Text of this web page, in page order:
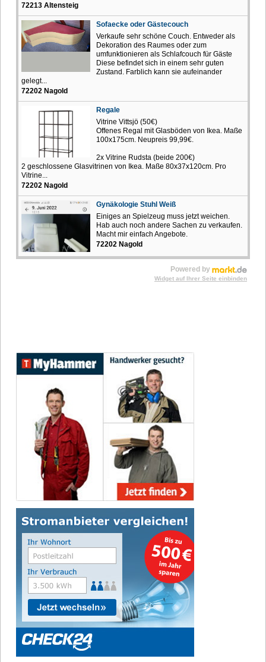
72213 Altensteig
Sofaecke oder Gästecouch
Verkaufe sehr schöne Couch. Entweder als
Dekoration des Raumes oder zum
umfunktionieren als Schlafcouch für Gäste
Diese befindet sich in einem sehr guten
Zustand. Farblich kann sie aufeinander
gelegt...
72202 Nagold
Regale
Vitrine Vittsjö (50€)
Offenes Regal mit Glasböden von Ikea. Maße
100x175cm. Neupreis 99,99€.
2x Vitrine Rudsta (beide 200€)
2 geschlossene Glasvitrinen von Ikea. Maße 80x37x120cm. Pro
Vitrine...
72202 Nagold
Gynäkologie Stuhl Weiß
Einiges an Spielzeug muss jetzt weichen.
Hab auch noch andere Sachen zu verkaufen.
Macht mir einfach Angebote.
72202 Nagold
Powered by
Widget auf Ihrer Seite einbinden